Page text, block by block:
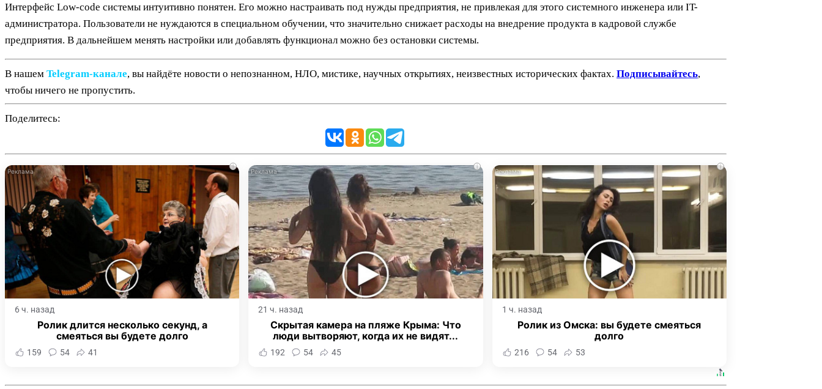
Интерфейс Low-code системы интуитивно понятен. Его можно настраивать под нужды предприятия, не привлекая для этого системного инженера или IT-
администратора. Пользователи не нуждаются в специальном обучении, что значительно снижает расходы на внедрение продукта в кадровой службе
предприятия. В дальнейшем менять настройки или добавлять функционал можно без остановки системы.
В нашем Telegram‑канале, вы найдёте новости о непознанном, НЛО, мистике, научных открытиях, неизвестных исторических фактах. Подписывайтесь,
чтобы ничего не пропустить.
Поделитесь:
i
6 ч. назад
Ролик длится несколько секунд, а
смеяться вы будете долго
159 54 41
i
21 ч. назад
Скрытая камера на пляже Крыма: Что
люди вытворяют, когда их не видят...
192 54 45
i
1 ч. назад
Ролик из Омска: вы будете смеяться
долго
216 54 53